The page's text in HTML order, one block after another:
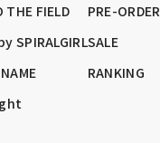
THE FIELD
SPIRALGIRL
PRE-ORDER
SALE
RANKING